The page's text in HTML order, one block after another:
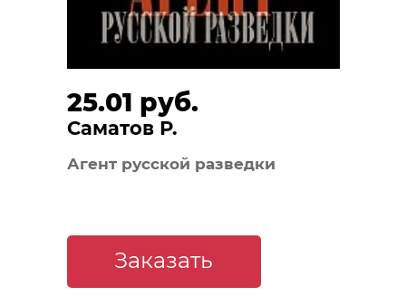
25.01 руб.
Саматов Р.
Агент русской разведки
Заказать